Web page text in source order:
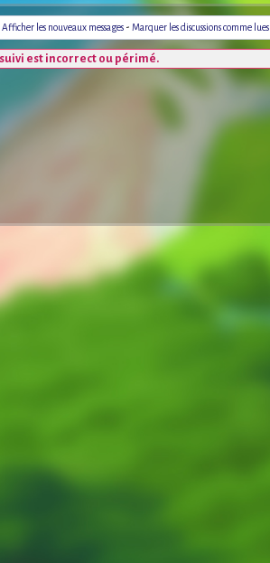
Afficher les nouveaux messages - Marquer les discussions comme lues
est incorrect ou périmé.